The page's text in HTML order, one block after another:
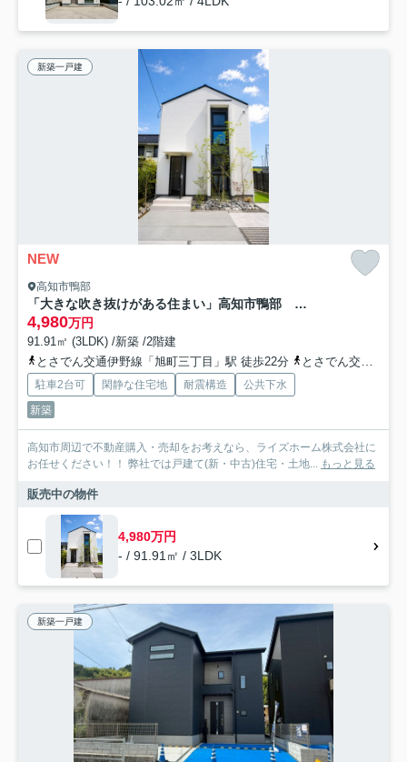
新築一戸建
NEW
高知市鴨部
「大きな吹き抜けがある住まい」高知市鴨部 新築一戸建て
4,980万円
91.91㎡ (3LDK) /新築 /2階建
とさでん交通伊野線「旭町三丁目」駅 徒歩22分
とさでん交通「三所神社通」バス停下車 徒歩2分
駐車2台可 閑静な住宅地 耐震構造
公共下水
新築
高知市周辺で不動産購入・売却をお考えなら、ライズホーム株式会社に
お任せください！！ 弊社では戸建て(新・中古)住宅・土地... もっと見る
販売中の物件
4,980万円
- / 91.91㎡ / 3LDK
新築一戸建